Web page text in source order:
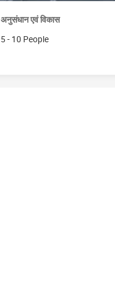
अनुसंधान एवं विकास
5 - 10 People